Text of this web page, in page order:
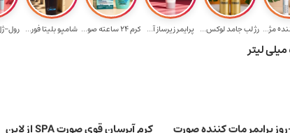
مژ... رژ لب جامد لوکس... پرایمر زیرساز آ... کرم 24 ساعته صو... شامپو بلیتا فور... رول-
پرایمر مات کننده صورت کرم آبرسان قوی صورت SPA از لاین